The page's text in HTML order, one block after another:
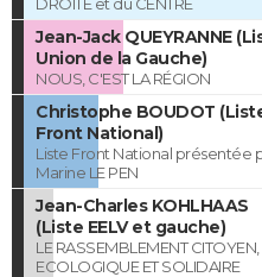
Jean-Jack QUEYRANNE
Union de la Gauche)
NOUS, C'EST LA RÉGION
Christophe BOUDOT
Front National)
Liste Front National présentée
Marine LE PEN
Jean-Charles KOHLHAAS
(Liste EELV et gauche)
LE RASSEMBLEMENT CITOYEN,
ECOLOGIQUE ET SOLIDAIRE